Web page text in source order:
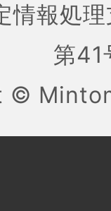
情報処
第
©